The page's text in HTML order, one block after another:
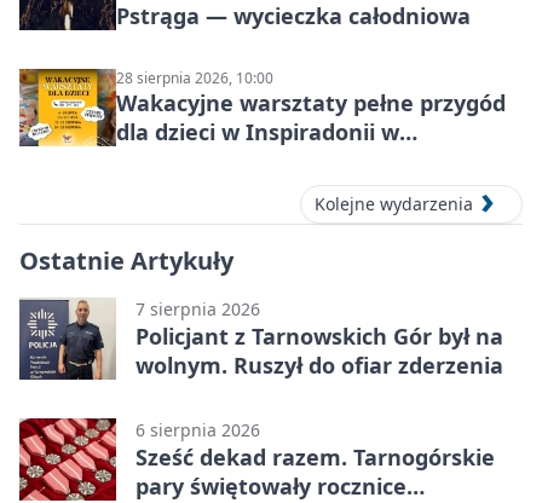
Pstrąga — wycieczka całodniowa
28 sierpnia 2026, 10:00
Wakacyjne warsztaty pełne przygód
dla dzieci w Inspiradonii w
Kolejne wydarzenia
Ostatnie Artykuły
7 sierpnia 2026
Policjant z Tarnowskich Gór był na
wolnym. Ruszył do ofiar zderzenia
6 sierpnia 2026
Sześć dekad razem. Tarnogórskie
pary świętowały rocznice